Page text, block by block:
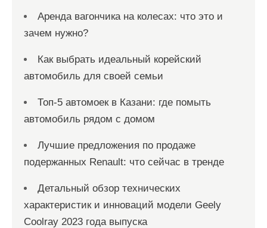
Аренда вагончика на колесах: что это и
зачем нужно?
Как выбрать идеальный корейский
автомобиль для своей семьи
Топ-5 автомоек в Казани: где помыть
автомобиль рядом с домом
Лучшие предложения по продаже
подержанных Renault: что сейчас в тренде
Детальный обзор технических
характеристик и инноваций модели Geely
Coolray 2023 года выпуска